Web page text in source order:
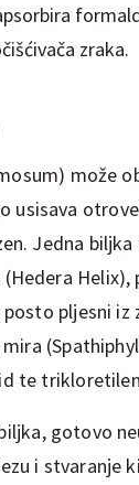
zraka.
može
usisava
Jedna
Helix),
pljesni
te
gotovo
i stvaranje